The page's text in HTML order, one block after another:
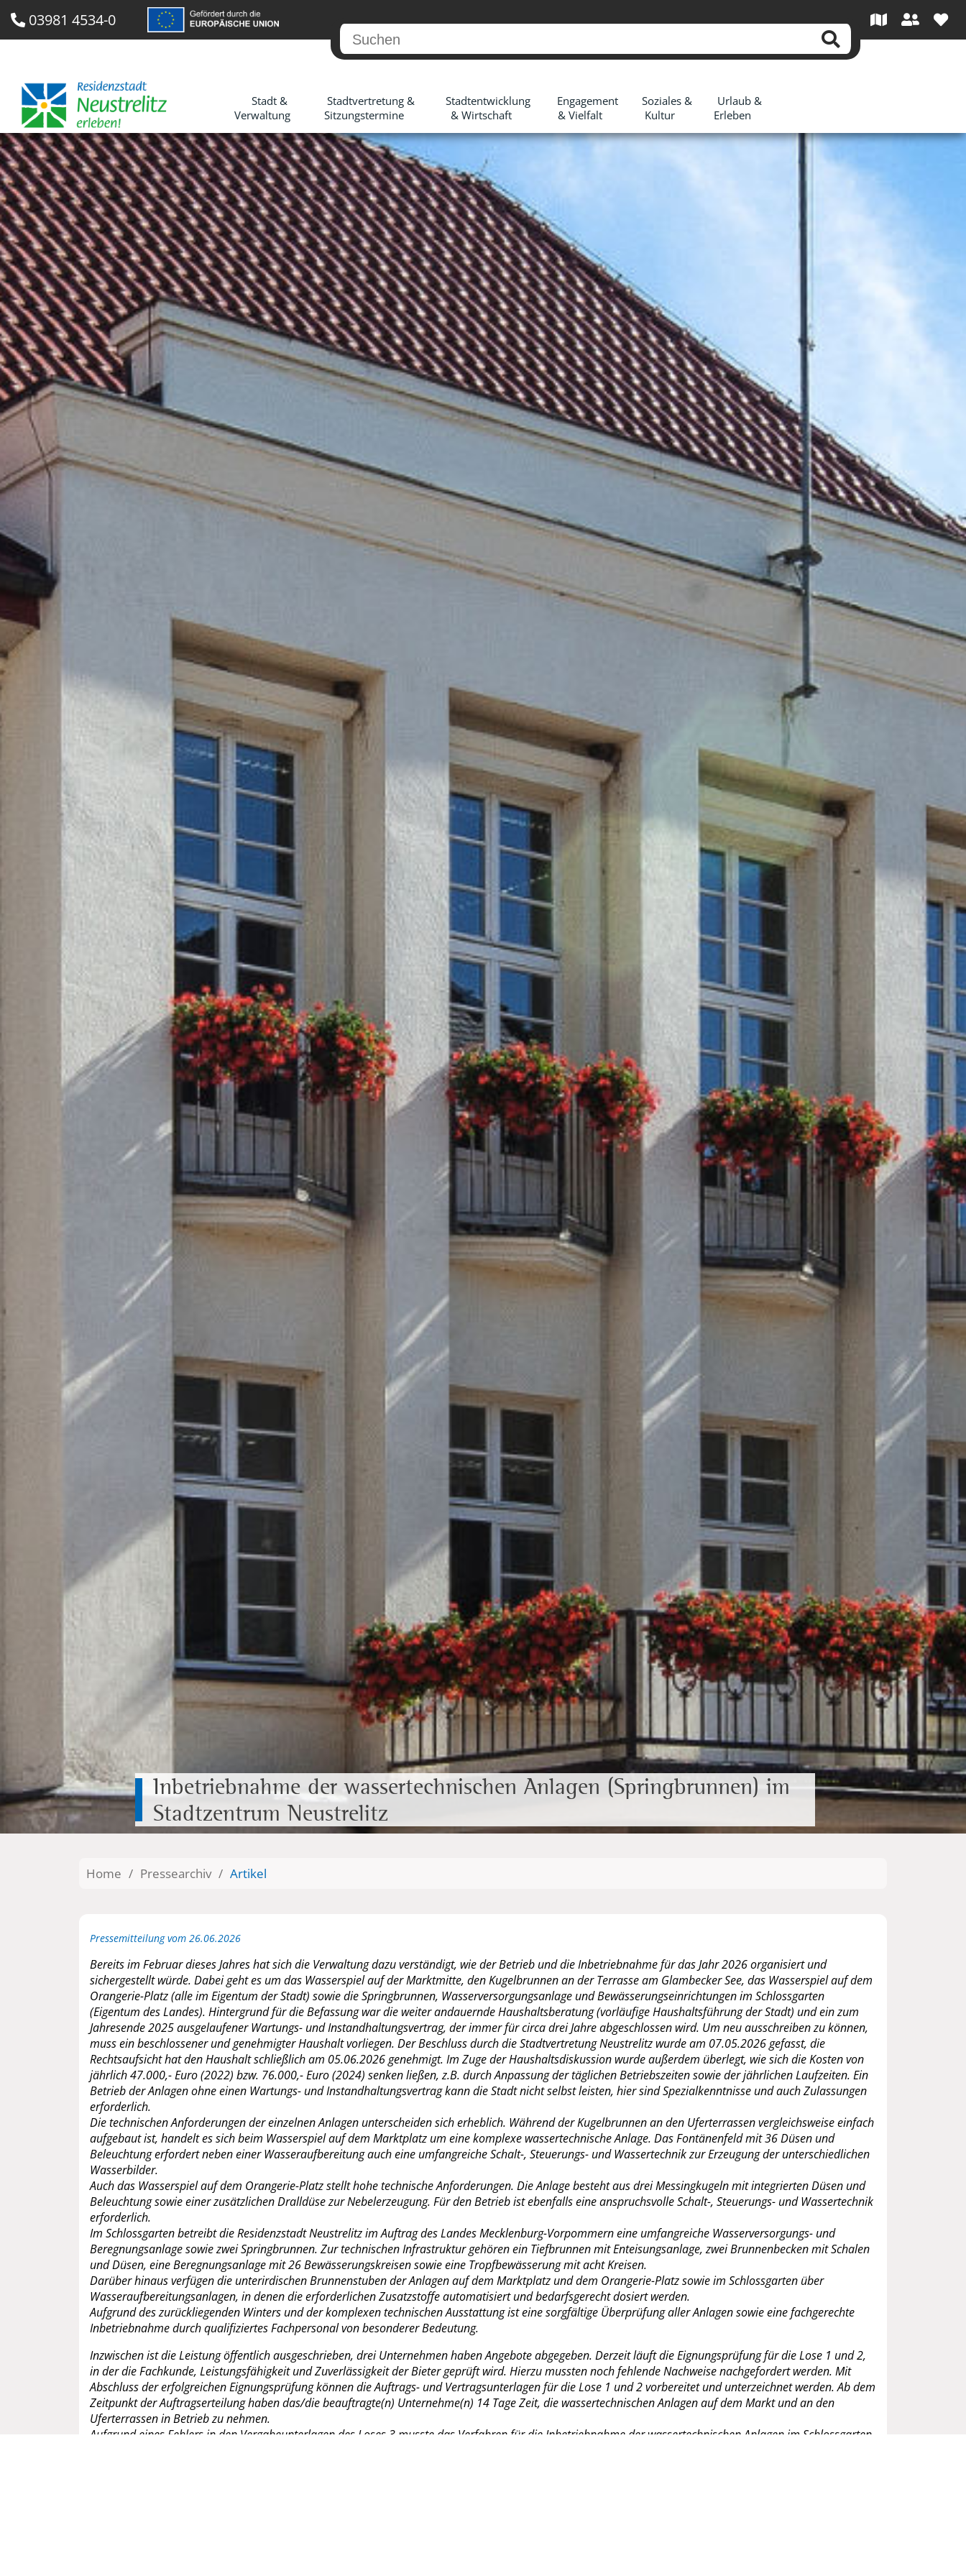
03981 4534-0
Stadt &
Verwaltung
Stadtvertretung &
Sitzungstermine
Stadtentwicklung
& Wirtschaft
Engagement
& Vielfalt
Soziales &
Kultur
Urlaub &
Erleben
Inbetriebnahme der wassertechnischen Anlagen (Springbrunnen) im
Stadtzentrum Neustrelitz
Home / Pressearchiv / Artikel
Pressemitteilung vom 26.06.2026
Bereits im Februar dieses Jahres hat sich die Verwaltung dazu verständigt, wie der Betrieb und die Inbetriebnahme für das Jahr 2026 organisiert und
sichergestellt würde. Dabei geht es um das Wasserspiel auf der Marktmitte, den Kugelbrunnen an der Terrasse am Glambecker See, das Wasserspiel auf dem
Orangerie-Platz (alle im Eigentum der Stadt) sowie die Springbrunnen, Wasserversorgungsanlage und Bewässerungseinrichtungen im Schlossgarten
(Eigentum des Landes). Hintergrund für die Befassung war die weiter andauernde Haushaltsberatung (vorläufige Haushaltsführung der Stadt) und ein zum
Jahresende 2025 ausgelaufener Wartungs- und Instandhaltungsvertrag, der immer für circa drei Jahre abgeschlossen wird. Um neu ausschreiben zu können,
muss ein beschlossener und genehmigter Haushalt vorliegen. Der Beschluss durch die Stadtvertretung Neustrelitz wurde am 07.05.2026 gefasst, die
Rechtsaufsicht hat den Haushalt schließlich am 05.06.2026 genehmigt. Im Zuge der Haushaltsdiskussion wurde außerdem überlegt, wie sich die Kosten von
jährlich 47.000,- Euro (2022) bzw. 76.000,- Euro (2024) senken ließen, z.B. durch Anpassung der täglichen Betriebszeiten sowie der jährlichen Laufzeiten. Ein
Betrieb der Anlagen ohne einen Wartungs- und Instandhaltungsvertrag kann die Stadt nicht selbst leisten, hier sind Spezialkenntnisse und auch Zulassungen
erforderlich.
Die technischen Anforderungen der einzelnen Anlagen unterscheiden sich erheblich. Während der Kugelbrunnen an den Uferterrassen vergleichsweise einfach
aufgebaut ist, handelt es sich beim Wasserspiel auf dem Marktplatz um eine komplexe wassertechnische Anlage. Das Fontänenfeld mit 36 Düsen und
Beleuchtung erfordert neben einer Wasseraufbereitung auch eine umfangreiche Schalt-, Steuerungs- und Wassertechnik zur Erzeugung der unterschiedlichen
Wasserbilder.
Auch das Wasserspiel auf dem Orangerie-Platz stellt hohe technische Anforderungen. Die Anlage besteht aus drei Messingkugeln mit integrierten Düsen und
Beleuchtung sowie einer zusätzlichen Dralldüse zur Nebelerzeugung. Für den Betrieb ist ebenfalls eine anspruchsvolle Schalt-, Steuerungs- und Wassertechnik
erforderlich.
Im Schlossgarten betreibt die Residenzstadt Neustrelitz im Auftrag des Landes Mecklenburg-Vorpommern eine umfangreiche Wasserversorgungs- und
Beregnungsanlage sowie zwei Springbrunnen. Zur technischen Infrastruktur gehören ein Tiefbrunnen mit Enteisungsanlage, zwei Brunnenbecken mit Schalen
und Düsen, eine Beregnungsanlage mit 26 Bewässerungskreisen sowie eine Tropfbewässerung mit acht Kreisen.
Darüber hinaus verfügen die unterirdischen Brunnenstuben der Anlagen auf dem Marktplatz und dem Orangerie-Platz sowie im Schlossgarten über
Wasseraufbereitungsanlagen, in denen die erforderlichen Zusatzstoffe automatisiert und bedarfsgerecht dosiert werden.
Aufgrund des zurückliegenden Winters und der komplexen technischen Ausstattung ist eine sorgfältige Überprüfung aller Anlagen sowie eine fachgerechte
Inbetriebnahme durch qualifiziertes Fachpersonal von besonderer Bedeutung.
Inzwischen ist die Leistung öffentlich ausgeschrieben, drei Unternehmen haben Angebote abgegeben. Derzeit läuft die Eignungsprüfung für die Lose 1 und 2,
in der die Fachkunde, Leistungsfähigkeit und Zuverlässigkeit der Bieter geprüft wird. Hierzu mussten noch fehlende Nachweise nachgefordert werden. Mit
Abschluss der erfolgreichen Eignungsprüfung können die Auftrags- und Vertragsunterlagen für die Lose 1 und 2 vorbereitet und unterzeichnet werden. Ab dem
Zeitpunkt der Auftragserteilung haben das/die beauftragte(n) Unternehme(n) 14 Tage Zeit, die wassertechnischen Anlagen auf dem Markt und an den
Uferterrassen in Betrieb zu nehmen.
Aufgrund eines Fehlers in den Vergabeunterlagen des Loses 3 musste das Verfahren für die Inbetriebnahme der wassertechnischen Anlagen im Schlossgarten